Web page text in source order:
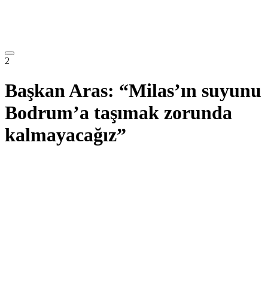
2
Başkan Aras: “Milas’ın suyunu
Bodrum’a taşımak zorunda
kalmayacağız”